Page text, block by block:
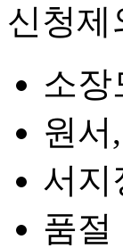
신청제
소장
원서
서지
품절